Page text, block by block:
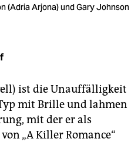
(Adria Arjona) und Gary Johnson
ist die Unauffälligkeit
mit Brille und lahmen
mit der er als
„A Killer Romance“